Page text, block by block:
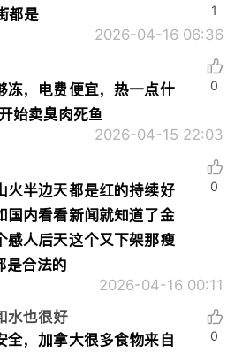
都是
2026-04-16 06:36
1
冻，电费便宜，热一点什
始卖臭肉死鱼
2026-04-15 22:03
0
火半边天都是红的持续好
国内看看新闻就知道了金
感人后天这个又下架那瘦
是合法的
2026-04-16 00:11
0
水也很好
全，加拿大很多食物来自
0